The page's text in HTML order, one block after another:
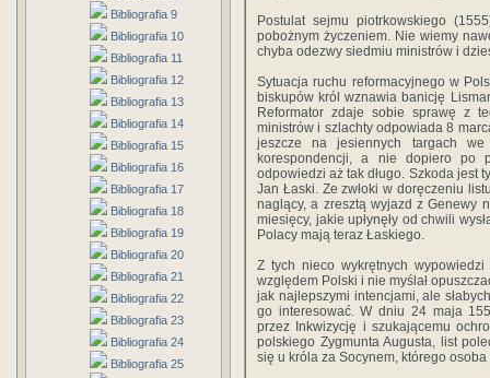
Bibliografia 9
Bibliografia 10
Bibliografia 11
Bibliografia 12
Bibliografia 13
Bibliografia 14
Bibliografia 15
Bibliografia 16
Bibliografia 17
Bibliografia 18
Bibliografia 19
Bibliografia 20
Bibliografia 21
Bibliografia 22
Bibliografia 23
Bibliografia 24
Bibliografia 25
Postulat sejmu piotrkowskiego
pobożnym życzeniem. Nie wiemy
chyba odezwy siedmiu ministrów i
Sytuacja ruchu reformacyjnego w
biskupów król wznawia banicję
Reformator zdaje sobie sprawę z
ministrów i szlachty odpowiada 8
jeszcze na jesiennych targach we
korespondencji, a nie dopiero po
odpowiedzi aż tak długo. Szkoda jest
Jan Łaski. Ze zwłoki w doręczeniu
naglący, a zresztą wyjazd z Genewy
miesięcy, jakie upłynęły od chwili
Polacy mają teraz Łaskiego.
Z tych nieco wykrętnych
względem Polski i nie myślał
jak najlepszymi intencjami, ale
go interesować. W dniu 24 maja
przez Inkwizycję i szukającemu
polskiego Zygmunta Augusta, list
się u króla za Socynem, którego